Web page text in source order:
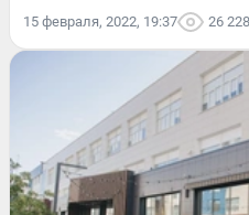
15 февраля, 2022, 19:37 26 228